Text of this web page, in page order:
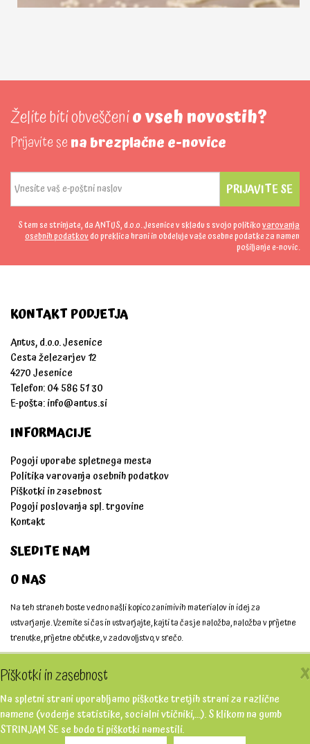
Želite biti obveščenio vseh novostih?
Prijavite sena brezplačne e-novice
PRIJAVITE SE
S tem se strinjate, da ANTUS, d.o.o. Jesenice v skladu s svojo politikovarovanja
osebnih podatkovdo preklica hrani in obdeluje vaše osebne podatke za namen
pošiljanje e-novic.
KONTAKT PODJETJA
Antus, d.o.o. Jesenice
Cesta železarjev 12
4270 Jesenice
Telefon: 04 586 51 30
E-pošta:info@antus.si
INFORMACIJE
Pogoji uporabe spletnega mesta
Politika varovanja osebnih podatkov
Piškotki in zasebnost
Pogoji poslovanja spl. trgovine
Kontakt
SLEDITE NAM
O NAS
Na teh straneh boste vedno našli kopico zanimivih materialov in idej za
ustvarjanje. Vzemite si čas in ustvarjajte, kajti ta čas je naložba, naložba v prijetne
trenutke, prijetne občutke, v zadovoljstvo, v srečo.
Ustvarjajmo skupaj! X
Piškotki in zasebnost
Na spletni strani uporabljamo piškotke tretjih strani za različne
namene (vodenje statistike, socialni vtičniki,...). S klikom na gumb
STRINJAM SE se bodo ti piškotki namestili.